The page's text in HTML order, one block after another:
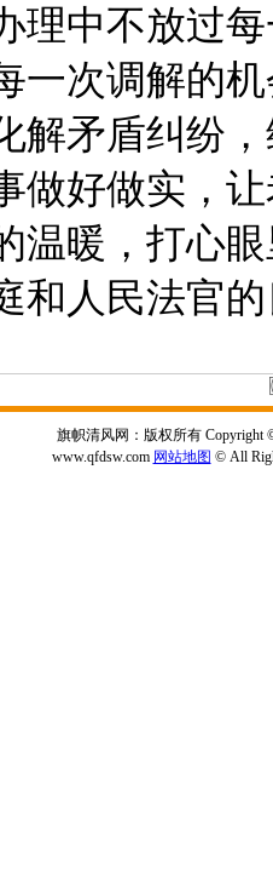
理中不放过
一次调解的
解矛盾纠纷
做好做实，
温暖，打心
和人民法官
旗帜清风网：版权所有 Copyright
www.qfdsw.com 网站地图 © All